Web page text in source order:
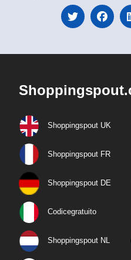
Shoppingspout UK
Shoppingspout FR
Shoppingspout DE
Codicegratuito
Shoppingspout NL